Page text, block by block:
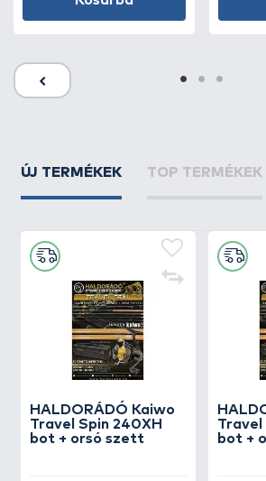
ÚJ TERMÉKEK TOP TERMÉKEK
HALDORÁDÓ Kaiwo
Travel Spin 240XH
bot + orsó szett
Travel
bot +